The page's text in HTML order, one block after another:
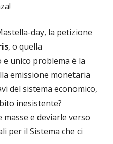
day, la petizione
, o quella
e unico problema è la
emissione monetaria
del sistema economico,
inesistente?
e deviarle verso
per il Sistema che ci